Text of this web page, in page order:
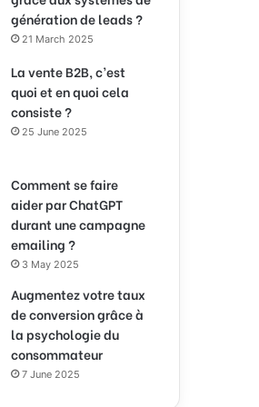
génération de leads ?
21 March 2025
La vente B2B, c’est
quoi et en quoi cela
consiste ?
25 June 2025
Comment se faire
aider par ChatGPT
durant une campagne
emailing ?
3 May 2025
Augmentez votre taux
de conversion grâce à
la psychologie du
consommateur
7 June 2025